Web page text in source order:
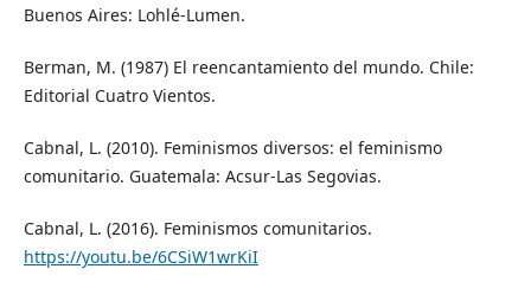
Buenos Aires: Lohlé-Lumen.
Berman, M. (1987) El reencantamiento del mundo. Chile:
Editorial Cuatro Vientos.
Cabnal, L. (2010). Feminismos diversos: el feminismo
comunitario. Guatemala: Acsur-Las Segovias.
Cabnal, L. (2016). Feminismos comunitarios.
https://youtu.be/6CSiW1wrKiI